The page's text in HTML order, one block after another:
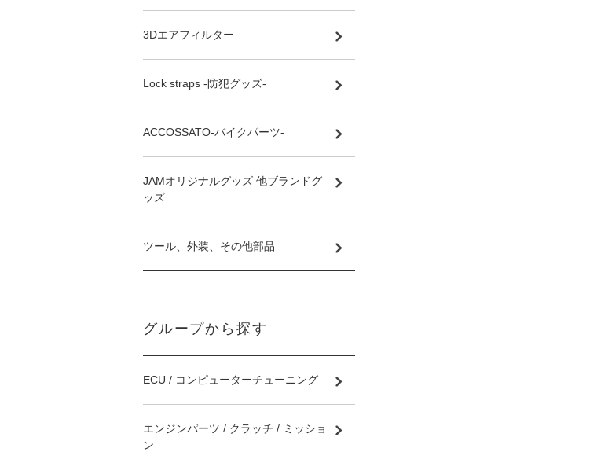
3Dエアフィルター
Lock straps -防犯グッズ-
ACCOSSATO-バイクパーツ-
JAMオリジナルグッズ 他ブランドグ
ッズ
ツール、外装、その他部品
グループから探す
ECU / コンピューターチューニング
エンジンパーツ / クラッチ / ミッショ
ン